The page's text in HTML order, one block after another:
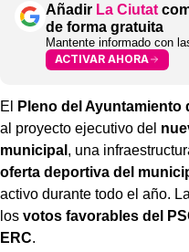
Añadir La Ciutat
de forma gratuita
Mantente informado con
ACTIVAR AHORA
El Pleno del Ayuntamiento
al proyecto ejecutivo del
municipal , una
oferta deportiva del
activo durante todo el año.
los votos favorables del
ERC.